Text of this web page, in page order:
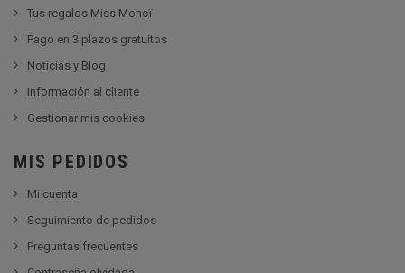
Tus regalos Miss Monoï
Pago en 3 plazos gratuitos
Noticias y Blog
Información al cliente
Gestionar mis cookies
MIS PEDIDOS
Mi cuenta
Seguimiento de pedidos
Preguntas frecuentes